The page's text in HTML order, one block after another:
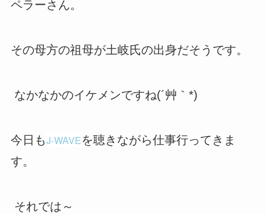
ペラーさん。
その母方の祖母が土岐氏の出身だそうです。
なかなかのイケメンですね(´艸｀*)
今日もJ-WAVEを聴きながら仕事行ってきま
す。
それでは～